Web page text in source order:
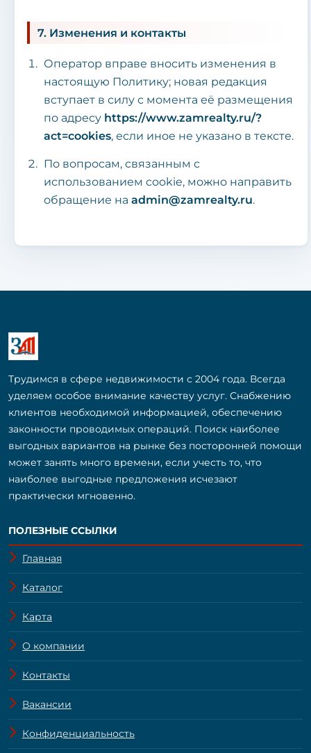
7. Изменения и контакты
Оператор вправе вносить изменения в
настоящую Политику; новая редакция
вступает в силу с момента её размещения
по адресу https://www.zamrealty.ru/?
act=cookies, если иное не указано в тексте.
По вопросам, связанным с
использованием cookie, можно направить
обращение наadmin@zamrealty.ru.
Трудимся в сфере недвижимости с 2004 года. Всегда
уделяем особое внимание качеству услуг. Снабжению
клиентов необходимой информацией, обеспечению
законности проводимых операций. Поиск наиболее
выгодных вариантов на рынке без посторонней помощи
может занять много времени, если учесть то, что
наиболее выгодные предложения исчезают
практически мгновенно.
ПОЛЕЗНЫЕ ССЫЛКИ
Главная
Каталог
Карта
О компании
Контакты
Вакансии
Конфиденциальность